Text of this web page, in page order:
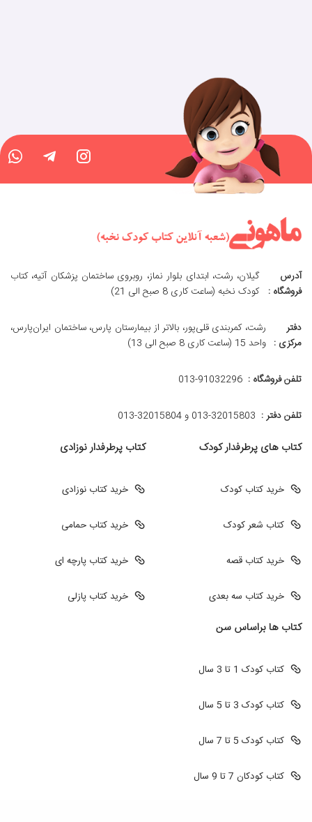
آدرس
فروشگاه :
گیلان، رشت، ابتدای بلوار نماز، روبروی ساختمان پزشکان آتیه، کتاب
کودک نخبه (ساعت کاری 8 صبح الی 21)
دفتر
مرکزی :
رشت، کمربندی قلی‌پور، بالاتر از بیمارستان پارس، ساختمان ایران‌پارس،
واحد 15 (ساعت کاری 8 صبح الی 13)
تلفن فروشگاه : 013-91032296
تلفن دفتر : 013-32015803 و 32015804-013
کتاب های پرطرفدار کودک
خرید کتاب کودک
کتاب شعر کودک
خرید کتاب قصه
خرید کتاب سه بعدی
کتاب پرطرفدار نوزادی
خرید کتاب نوزادی
خرید کتاب حمامی
خرید کتاب پارچه ای
خرید کتاب پازلی
کتاب ها براساس سن
کتاب کودک 1 تا 3 سال
کتاب کودک 3 تا 5 سال
کتاب کودک 5 تا 7 سال
کتاب کودکان 7 تا 9 سال